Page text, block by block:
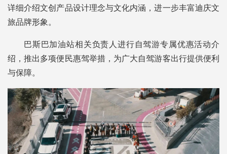
详细介绍文创产品设计理念与文化内涵，进一步丰富迪庆文
旅品牌形象。
巴斯巴加油站相关负责人进行自驾游专属优惠活动介
绍，推出多项便民惠驾举措，为广大自驾游客出行提供便利
与保障。